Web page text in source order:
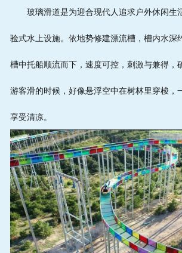
玻璃滑道是为迎合现代人追求户外休闲生
验式水上设施。依地势修建漂流槽，槽内水深
槽中托船顺流而下，速度可控，刺激与兼得，
游客滑的时候，好像悬浮空中在树林里穿梭，
享受清凉。